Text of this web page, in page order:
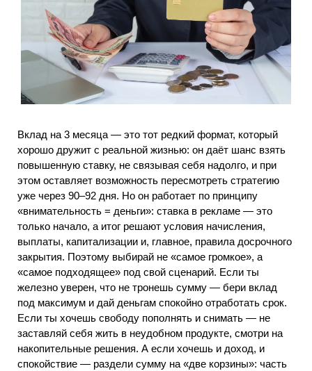
Вклад на 3 месяца — это тот редкий формат, который
хорошо дружит с реальной жизнью: он даёт шанс взять
повышенную ставку, не связывая себя надолго, и при
этом оставляет возможность пересмотреть стратегию
уже через 90–92 дня. Но он работает по принципу
«внимательность = деньги»: ставка в рекламе — это
только начало, а итог решают условия начисления,
выплаты, капитализации и, главное, правила досрочного
закрытия. Поэтому выбирай не «самое громкое», а
«самое подходящее» под свой сценарий. Если ты
железно уверен, что не тронешь сумму — бери вклад
под максимум и дай деньгам спокойно отработать срок.
Если ты хочешь свободу пополнять и снимать — не
заставляй себя жить в неудобном продукте, смотри на
накопительные решения. А если хочешь и доход, и
спокойствие — раздели сумму на «две корзины»: часть